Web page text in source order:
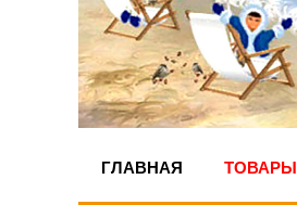
ГЛАВНАЯ ТОВАРЫ